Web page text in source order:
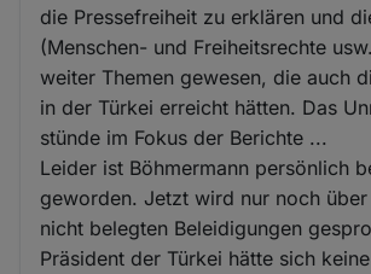
die Pressefreiheit zu erklären und
(Menschen- und Freiheitsrechte
weiter Themen gewesen, die auch
in der Türkei erreicht hätten. Das
stünde im Fokus der Berichte ...
Leider ist Böhmermann persönlich
geworden. Jetzt wird nur noch über
nicht belegten Beleidigungen
Präsident der Türkei hätte sich